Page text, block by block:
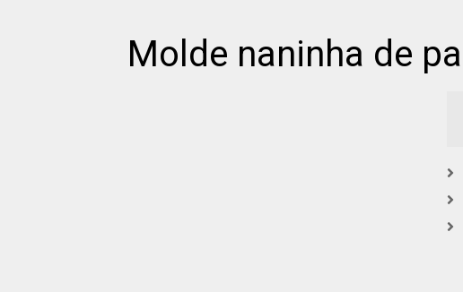
Molde naninha de